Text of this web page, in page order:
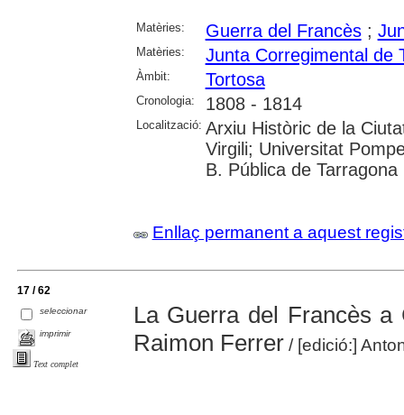
Matèries: Guerra del Francès;
Matèries: Junta Corregimental de
Àmbit: Tortosa
Cronologia: 1808 - 1814
Localització: Arxiu Històric de la
Virgili; Universitat
B. Pública de Tarragona
Enllaç permanent a aquest
17 / 62
seleccionar
imprimir
Text complet
La Guerra del Francès
Raimon Ferrer/ [edició:]